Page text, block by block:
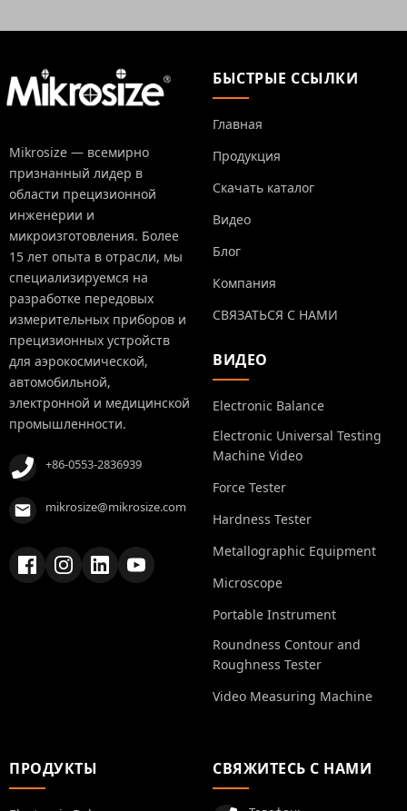
Mikrosize — всемирно
признанный лидер в
области прецизионной
инженерии и
микроизготовления. Более
15 лет опыта в отрасли, мы
специализируемся на
разработке передовых
измерительных приборов и
прецизионных устройств
для аэрокосмической,
автомобильной,
электронной и медицинской
промышленности.
+86-0553-2836939
mikrosize@mikrosize.com
БЫСТРЫЕ ССЫЛКИ
Главная
Продукция
Скачать каталог
Видео
Блог
Компания
СВЯЗАТЬСЯ С НАМИ
ВИДЕО
Electronic Balance
Electronic Universal Testing
Machine Video
Force Tester
Hardness Tester
Metallographic Equipment
Microscope
Portable Instrument
Roundness Contour and
Roughness Tester
Video Measuring Machine
ПРОДУКТЫ СВЯЖИТЕСЬ С НАМИ